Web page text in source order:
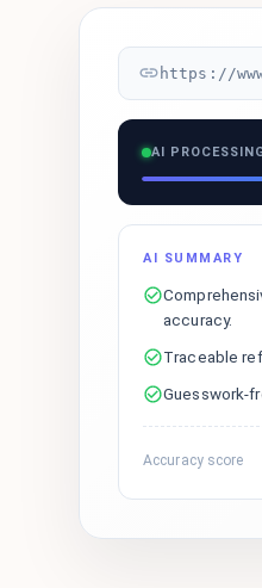
https://
AI
AI SUMMARY
accuracy.
Traceable
Guesswork-
Accuracy score